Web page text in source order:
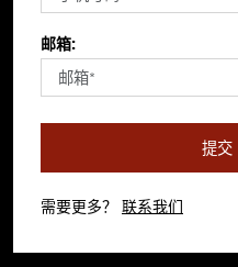
邮箱:
提交
需要更多？ 联系我们